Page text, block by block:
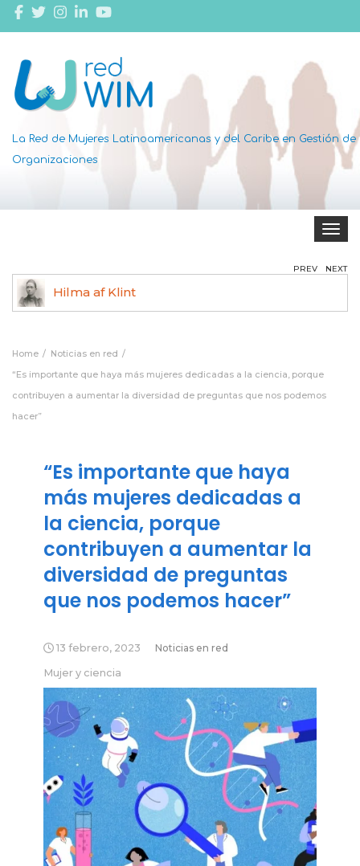
La Red de Mujeres Latinoamericanas y del Caribe en Gestión de
Organizaciones
Toggle
Hilma af Klint
PREV NEXT
Home
Noticias en red
“Es importante que haya más mujeres dedicadas a la ciencia, porque
contribuyen a aumentar la diversidad de preguntas que nos podemos
hacer”
“Es importante que haya
más mujeres dedicadas a
la ciencia, porque
contribuyen a aumentar la
diversidad de preguntas
que nos podemos hacer”
13 febrero, 2023 Noticias en red
Mujer y ciencia